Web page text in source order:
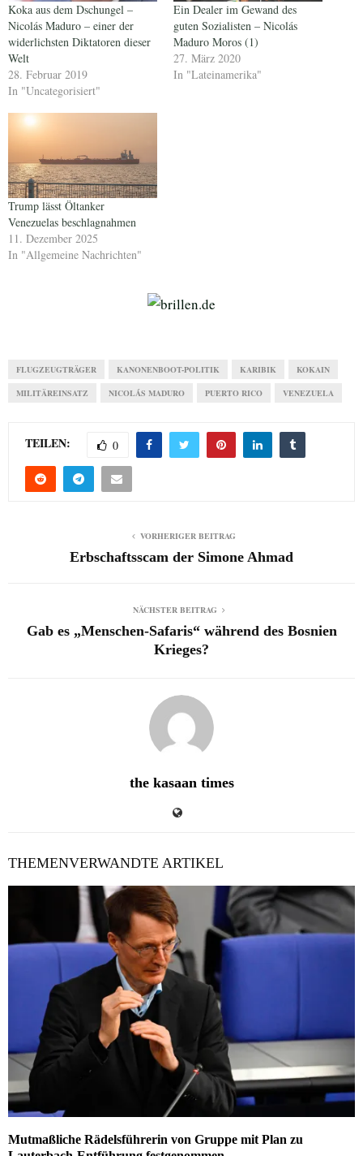
Koka aus dem Dschungel –
Nicolás Maduro – einer der
widerlichsten Diktatoren dieser
Welt
28. Februar 2019
In "Uncategorisiert"
Ein Dealer im Gewand des
guten Sozialisten – Nicolás
Maduro Moros (1)
27. März 2020
In "Lateinamerika"
Trump lässt Öltanker
Venezuelas beschlagnahmen
11. Dezember 2025
In "Allgemeine Nachrichten"
FLUGZEUGTRÄGER KANONENBOOT-POLITIK KARIBIK KOKAIN
MILITÄREINSATZ NICOLÁS MADURO PUERTO RICO VENEZUELA
TEILEN: 0
VORHERIGER BEITRAG
Erbschaftsscam der Simone Ahmad
NÄCHSTER BEITRAG
Gab es „Menschen-Safaris“ während des Bosnien
Krieges?
the kasaan times
THEMENVERWANDTE ARTIKEL
Mutmaßliche Rädelsführerin von Gruppe mit Plan zu